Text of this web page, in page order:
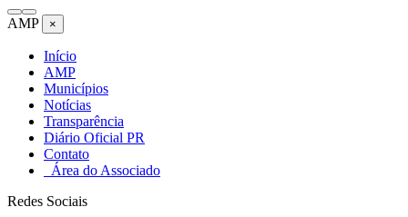
AMP ×
Início
AMP
Municípios
Notícias
Transparência
Diário Oficial PR
Contato
Área do Associado
Redes Sociais